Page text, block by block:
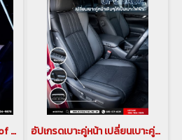
Godzilla New Galactic Roof ท้องฟ้าจำลอง สำหรับ อัลพาร์ด เวลไฟร์ ALPHARD / VELLFIRE 30 รุ่นปี 2015-2023 อัปเกรดเบาะคู่หน้า เปลี่ยนเบาะคู่หน้า ให้เป็นเบาะไฟฟ้า แบบตัวท็อป สำหรับรถ alphard vellfire 30 รุ่นปี 2015-2023